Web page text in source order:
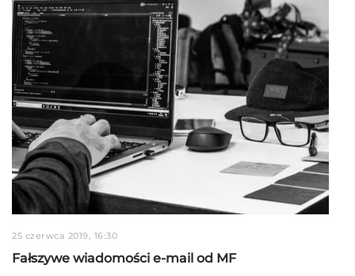
25 czerwca 2019, 16:30
Fałszywe wiadomości e-mail od MF